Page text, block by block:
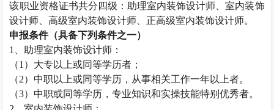
该职业资格证书共分四级：助理室内装饰设计师 、室内装饰
设计师 、高级室内装饰设计师 、正高级室内装饰设计师。
申报条件（具备下列条件之一）
1、助理室内装饰设计师 ：
（1）大专以上或同等学历者；
（2）中职以上或同等学历，从事相关工作一年以上者。
（3）中职或同等学历，专业知识和实操技能特别优秀者。